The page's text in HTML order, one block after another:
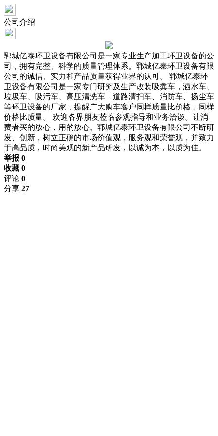
公司介绍
郓城亿泰环卫设备有限公司是一家专业生产加工环卫设备的公
司，拥有完整、科学的质量管理体系。郓城亿泰环卫设备有限
公司的诚信、实力和产品质量获得业界的认可。 郓城亿泰环
卫设备有限公司是一家专门研究及生产改装吸粪车，洒水车、
垃圾车、吸污车、高压清洗车，道路清扫车、消防车、扬尘车
等环卫设备的厂家，提醒广大购车客户同样质量比价格，同样
价格比质量。 欢迎各界朋友莅临参观指导和业务洽谈。让消
费者买的放心，用的放心。郓城亿泰环卫设备有限公司不断研
发、创新，树立正确的市场价值观，服务观和荣誉观，并致力
于高品质，时尚美观的新产品研发，以诚为本，以质为佳。
举报 0
收藏 0
评论 0
分享 27